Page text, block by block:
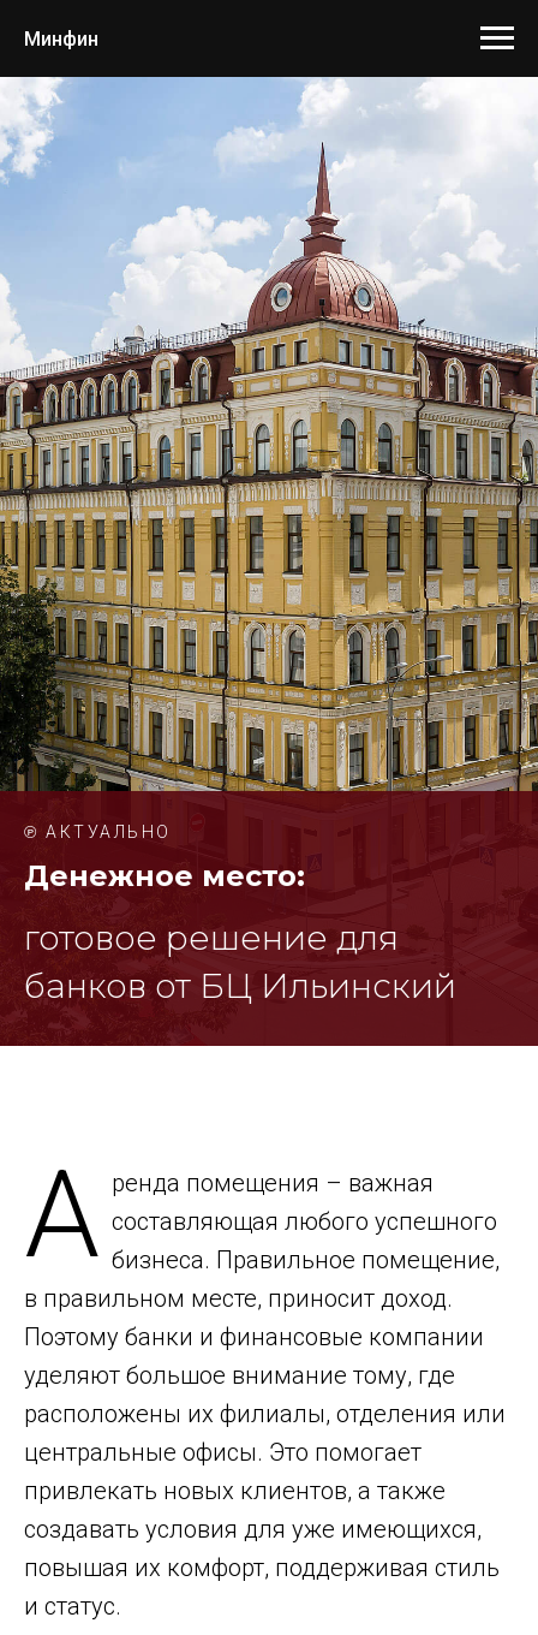
Минфин
℗ АКТУАЛЬНО
Денежное место:
готовое решение для
банков от БЦ Ильинский
А ренда помещения – важная
составляющая любого успешного
бизнеса. Правильное помещение,
в правильном месте, приносит доход.
Поэтому банки и финансовые компании
уделяют большое внимание тому, где
расположены их филиалы, отделения или
центральные офисы. Это помогает
привлекать новых клиентов, а также
создавать условия для уже имеющихся,
повышая их комфорт, поддерживая стиль
и статус.